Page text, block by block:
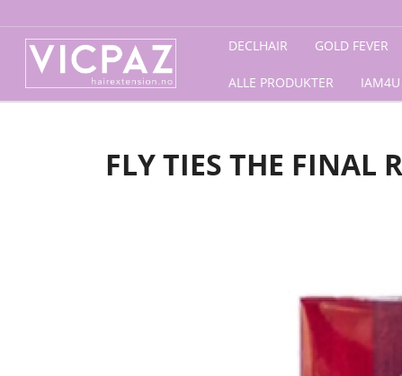
DECLHAIR GOLD FEVER
ALLE PRODUKTER IAM4U
FLY TIES THE FINAL